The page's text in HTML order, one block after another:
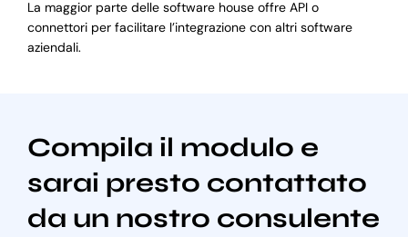
La maggior parte delle software house offre API o
connettori per facilitare l’integrazione con altri software
aziendali.
Compila il modulo e
sarai presto contattato
da un nostro consulente